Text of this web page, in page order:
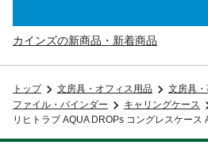
カインズの新商品・新着商品
トップ 文房具・オフィス用品
文房具
ファイル・バインダー
キャリングケース
リヒトラブ AQUA DROPs コングレスケース